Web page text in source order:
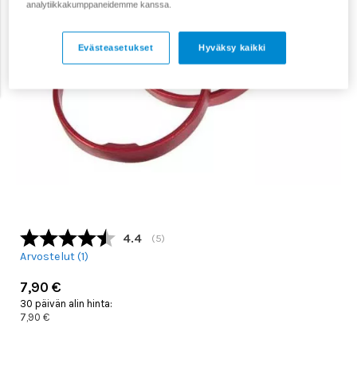
Keskimääräinen luokitus:
4.4 (äänet:
5)
Arvostelut (1)
7,90 €
30 päivän alin hinta:
7,90 €
analytiikkakumppaneidemme kanssa.
Hyväksy kaikki
Evästeasetukset